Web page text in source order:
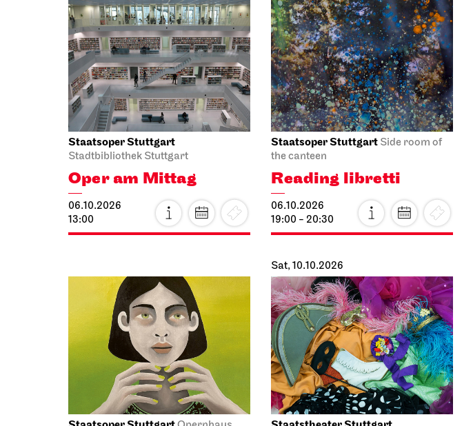
Staatsoper Stuttgart
Stadtbibliothek Stuttgart
Oper am Mittag
06.10.2026
13:00
Staatsoper Stuttgart Side room of
the canteen
Reading libretti
06.10.2026
19:00 - 20:30
Sat, 10.10.2026